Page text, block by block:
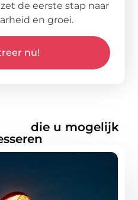
de eerste stap naar
en groei.
nu!
die u mogelijk